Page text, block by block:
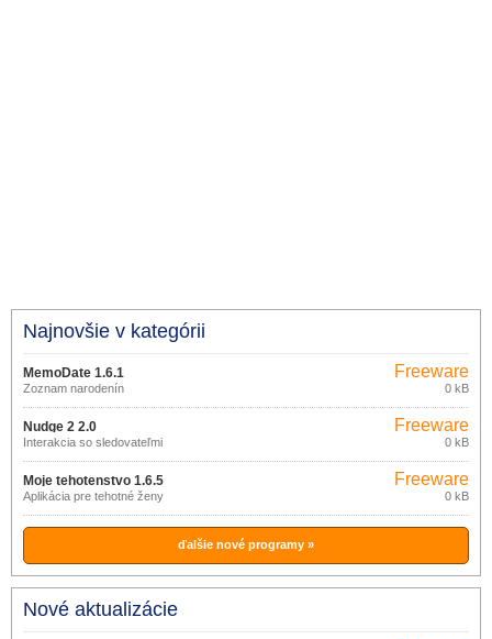
Najnovšie v kategórii
MemoDate 1.6.1
Zoznam narodenín
Freeware
0 kB
Nudge 2 2.0
Interakcia so sledovateľmi
Freeware
0 kB
Moje tehotenstvo 1.6.5
Aplikácia pre tehotné ženy
Freeware
0 kB
ďalšie nové programy »
Nové aktualizácie